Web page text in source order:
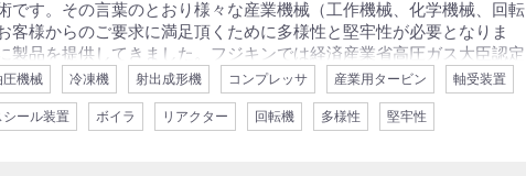
す。その言葉のとおり様々な産業機械（工作機械、化学機械、回転
様からのご要求に満足頂くために多様性と堅牢性が必要となりま
品を提供してきました。フジキンでは経済産業省高圧ガス大臣認定
に大きく貢献しております。射出成型機やコンプレッサー等の高圧
凍機やボイラー等の機器にもご使用頂いております。 まさに真空か
ジキンのバルブ・継手は、プロセスラインだけでなく、計装導圧配
圧機械 冷凍機 射出成形機 コンプレッサ 産業用タービン 軸受装置
シール装置 ボイラ リアクター 回転機 多様性 堅牢性